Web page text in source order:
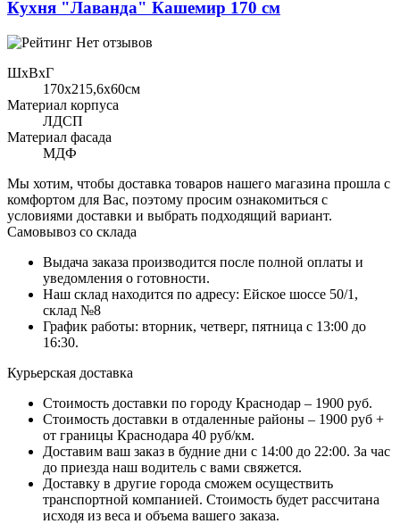
Кухня "Лаванда" Кашемир 170 см
Нет отзывов
ШхВхГ
170x215,6х60см
Материал корпуса
ЛДСП
Материал фасада
МДФ
Мы хотим, чтобы доставка товаров нашего магазина прошла с
комфортом для Вас, поэтому просим ознакомиться с
условиями доставки и выбрать подходящий вариант.
Самовывоз со склада
Выдача заказа производится после полной оплаты и
уведомления о готовности.
Наш склад находится по адресу: Ейское шоссе 50/1,
склад №8
График работы: вторник, четверг, пятница с 13:00 до
16:30.
Курьерская доставка
Стоимость доставки по городу Краснодар – 1900 руб.
Стоимость доставки в отдаленные районы – 1900 руб +
от границы Краснодара 40 руб/км.
Доставим ваш заказ в будние дни с 14:00 до 22:00. За час
до приезда наш водитель с вами свяжется.
Доставку в другие города сможем осуществить
транспортной компанией. Стоимость будет рассчитана
исходя из веса и объема вашего заказа.